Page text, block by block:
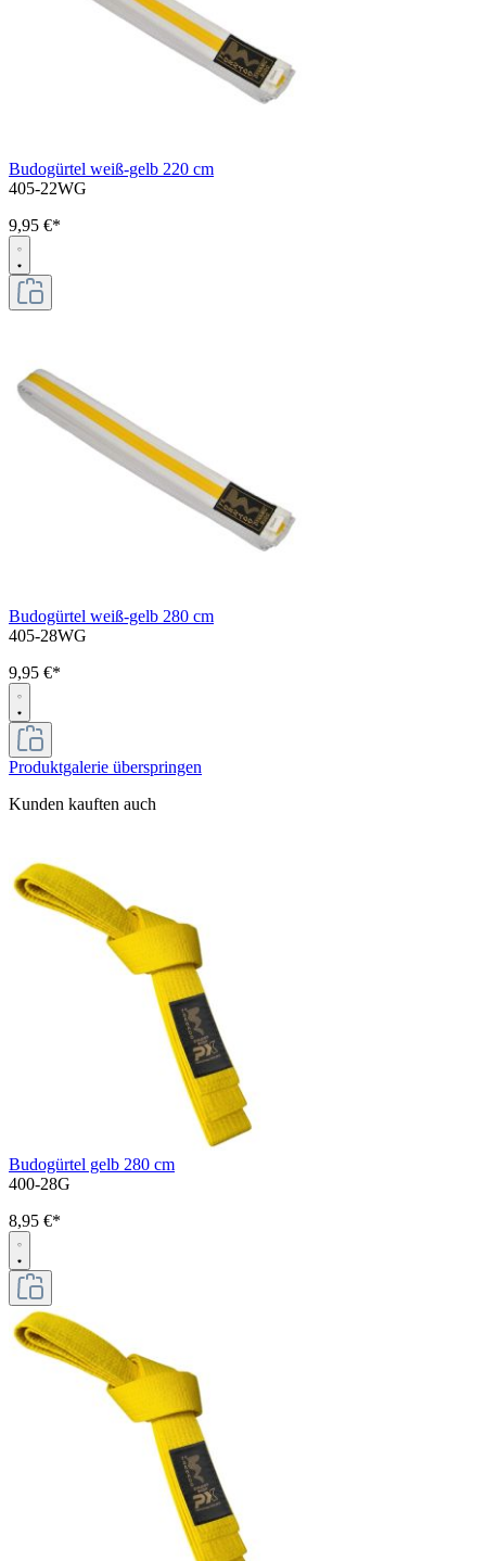
Budogürtel weiß-gelb 220 cm
405-22WG
9,95 €*
Budogürtel weiß-gelb 280 cm
405-28WG
9,95 €*
Produktgalerie überspringen
Kunden kauften auch
Budogürtel gelb 280 cm
400-28G
8,95 €*